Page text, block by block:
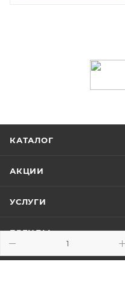
КАТАЛОГ
АКЦИИ
УСЛУГИ
БРЕНДЫ
КОМПАНИЯ